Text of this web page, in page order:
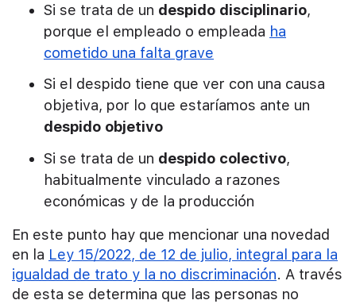
Si se trata de un despido disciplinario,
porque el empleado o empleada ha
cometido una falta grave
Si el despido tiene que ver con una causa
objetiva, por lo que estaríamos ante un
despido objetivo
Si se trata de un despido colectivo,
habitualmente vinculado a razones
económicas y de la producción
En este punto hay que mencionar una novedad
en la Ley 15/2022, de 12 de julio, integral para la
igualdad de trato y la no discriminación. A través
de esta se determina que las personas no